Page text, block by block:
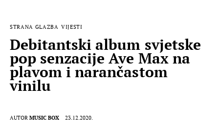
MUSIC BOX
STRANA GLAZBA VIJESTI
Debitantski album svjetske
pop senzacije Ave Max na
plavom i narančastom
vinilu
AUTOR MUSIC BOX 23.12.2020.